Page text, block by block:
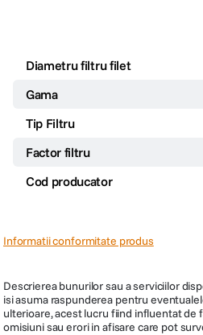
Diametru filtru filet
Gama
Tip Filtru
Factor filtru
Cod producator
Informatii conformitate produs
Descrierea bunurilor sau a serviciilor
isi asuma raspunderea pentru
ulterioare, acest lucru fiind influentat de
omisiuni sau erori in afisare care pot